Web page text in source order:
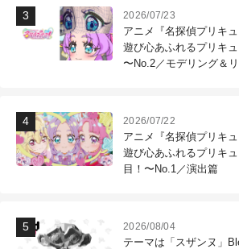
2026/07/23
アニメ『名探偵プリキ
遊び心あふれるプリキ
〜No.2／モデリング＆
2026/07/22
アニメ『名探偵プリキ
遊び心あふれるプリキ
目！〜No.1／演出篇
2026/08/04
テーマは「スザンヌ」